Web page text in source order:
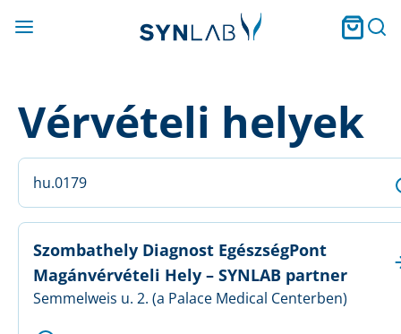
Vérvételi helyek
Szombathely Diagnost EgészségPont
Magánvérvételi Hely – SYNLAB partner
Semmelweis u. 2. (a Palace Medical Centerben)